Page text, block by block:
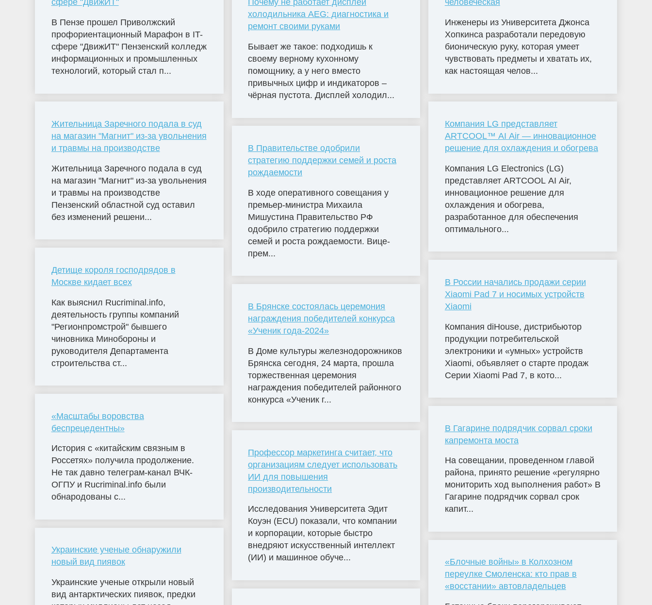
сфере "ДвижИТ"
В Пензе прошел Приволжский
профориентационный Марафон в IT-
сфере "ДвижИТ" Пензенский колледж
информационных и промышленных
технологий, который стал п...
Жительница Заречного подала в суд
на магазин "Магнит" из-за увольнения
и травмы на производстве
Жительница Заречного подала в суд
на магазин "Магнит" из-за увольнения
и травмы на производстве
Пензенский областной суд оставил
без изменений решени...
Детище короля господрядов в
Москве кидает всех
Как выяснил Rucriminal.info,
деятельность группы компаний
"Регионпромстрой" бывшего
чиновника Минобороны и
руководителя Департамента
строительства ст...
«Масштабы воровства
беспрецедентны»
История с «китайским связным в
Россетях» получила продолжение.
Не так давно телеграм-канал ВЧК-
ОГПУ и Rucriminal.info были
обнародованы с...
Украинские ученые обнаружили
новый вид пиявок
Украинские ученые открыли новый
вид антарктических пиявок, предки
Почему не работает дисплей
холодильника AEG: диагностика и
ремонт своими руками
Бывает же такое: подходишь к
своему верному кухонному
помощнику, а у него вместо
привычных цифр и индикаторов –
чёрная пустота. Дисплей холодил...
В Правительстве одобрили
стратегию поддержки семей и роста
рождаемости
В ходе оперативного совещания у
премьер-министра Михаила
Мишустина Правительство РФ
одобрило стратегию поддержки
семей и роста рождаемости. Вице-
прем...
В Брянске состоялась церемония
награждения победителей конкурса
«Ученик года-2024»
В Доме культуры железнодорожников
Брянска сегодня, 24 марта, прошла
торжественная церемония
награждения победителей районного
конкурса «Ученик г...
Профессор маркетинга считает, что
организациям следует использовать
ИИ для повышения
производительности
Исследования Университета Эдит
Коуэн (ECU) показали, что компании
и корпорации, которые быстро
внедряют искусственный интеллект
(ИИ) и машинное обуче...
человеческая
Инженеры из Университета Джонса
Хопкинса разработали передовую
бионическую руку, которая умеет
чувствовать предметы и хватать их,
как настоящая челов...
Компания LG представляет
ARTCOOL™ AI Air — инновационное
решение для охлаждения и обогрева
Компания LG Electronics (LG)
представляет ARTCOOL AI Air,
инновационное решение для
охлаждения и обогрева,
разработанное для обеспечения
оптимального...
В России начались продажи серии
Xiaomi Pad 7 и носимых устройств
Xiaomi
Компания diHouse, дистрибьютор
продукции потребительской
электроники и «умных» устройств
Xiaomi, объявляет о старте продаж
Серии Xiaomi Pad 7, в кото...
В Гагарине подрядчик сорвал сроки
капремонта моста
На совещании, проведенном главой
района, принято решение «регулярно
мониторить ход выполнения работ» В
Гагарине подрядчик сорвал срок
капит...
«Блочные войны» в Колхозном
переулке Смоленска: кто прав в
«восстании» автовладельцев